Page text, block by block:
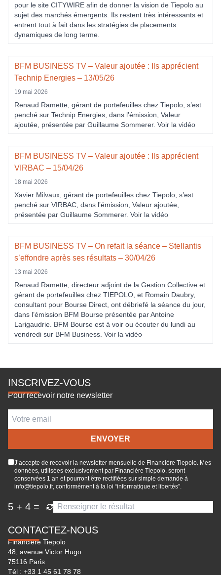
pour le site CITYWIRE afin de donner la vision de Tiepolo au
sujet des marchés émergents. Ils restent très intéressants et
entrent tout à fait dans les stratégies de placements
dynamiques de long terme.
BFM BUSINESS TV – Valeur ajoutée : Ils apprécient
Technip Energies – 13/05/26
19 mai 2026
Renaud Ramette, gérant de portefeuilles chez Tiepolo, s’est
penché sur Technip Energies, dans l’émission, Valeur
ajoutée, présentée par Guillaume Sommerer. Voir la vidéo
BFM BUSINESS TV – Valeur ajoutée : Ils apprécient
VIRBAC – 15/04/26
18 mai 2026
Xavier Milvaux, gérant de portefeuilles chez Tiepolo, s’est
penché sur VIRBAC, dans l’émission, Valeur ajoutée,
présentée par Guillaume Sommerer. Voir la vidéo
BFM BUSINESS TV – On refait la séance – Stellantis
s’effondre après ses résultats – 30/04/26
13 mai 2026
Renaud Ramette, directeur adjoint de la Gestion Collective et
gérant de portefeuilles chez TIEPOLO, et Romain Daubry,
consultant pour Bourse Direct, ont débriefé la séance du jour,
dans l’émission BFM Bourse présentée par Antoine
Larigaudrie. BFM Bourse est à voir ou écouter du lundi au
vendredi sur BFM Business. Voir la vidéo
INSCRIVEZ-VOUS
Pour recevoir notre newsletter
J’accepte de recevoir la newsletter mensuelle de Financière Tiepolo. Mes
données, utilisées exclusivement par Financière Tiepolo, seront
conservées 1 an et pourront être rectifiées sur simple demande à
info@tiepolo.fr, conformément à la loi “informatique et libertés”.
5 + 4 =
CONTACTEZ-NOUS
Financière Tiepolo
48, avenue Victor Hugo
75116 Paris
Tél : +33 1 45 61 78 78